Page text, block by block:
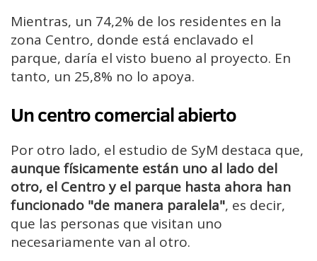
Mientras, un 74,2% de los residentes en la
zona Centro, donde está enclavado el
parque, daría el visto bueno al proyecto. En
tanto, un 25,8% no lo apoya.
Un centro comercial abierto
Por otro lado, el estudio de SyM destaca que,
aunque físicamente están uno al lado del
otro, el Centro y el parque hasta ahora han
funcionado "de manera paralela", es decir,
que las personas que visitan uno
necesariamente van al otro.